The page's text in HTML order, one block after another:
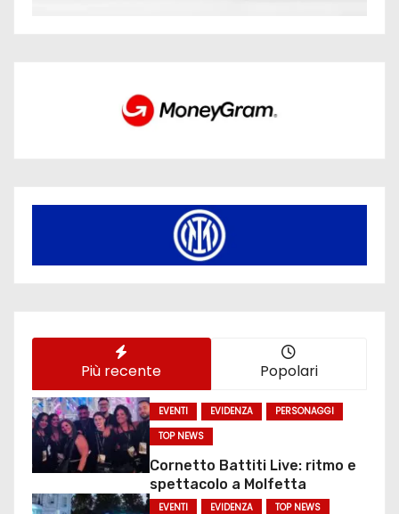
Più recente Popolari
EVENTI EVIDENZA
PERSONAGGI
TOP NEWS
Cornetto Battiti Live: ritmo e
spettacolo a Molfetta
EVENTI EVIDENZA TOP NEWS